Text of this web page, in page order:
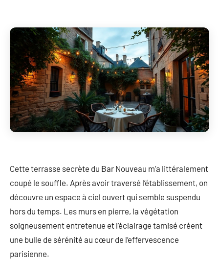
Cette terrasse secrète du Bar Nouveau m’a littéralement
coupé le souffle. Après avoir traversé l’établissement, on
découvre un espace à ciel ouvert qui semble suspendu
hors du temps. Les murs en pierre, la végétation
soigneusement entretenue et l’éclairage tamisé créent
une bulle de sérénité au cœur de l’effervescence
parisienne.